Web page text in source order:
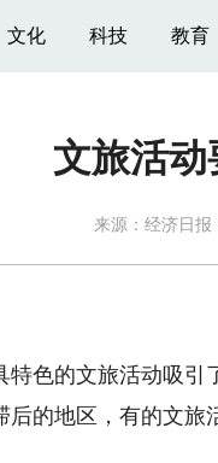
文化 科技 教育
文旅活
来源： 经济日报
色的文旅活动吸引
的地区，有的文旅